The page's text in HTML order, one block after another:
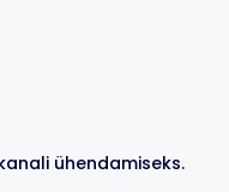
ühendamiseks.